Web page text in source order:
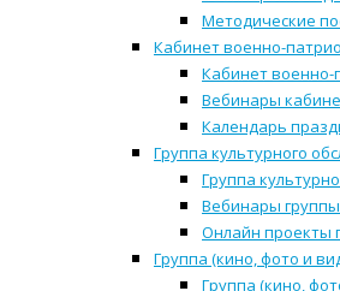
Методические
Кабинет военно-
Кабинет военно-
Вебинары
Календарь
Группа культурного
Группа
Вебинары группы
Онлайн проекты
Группа (кино, фото и
Группа (кино,